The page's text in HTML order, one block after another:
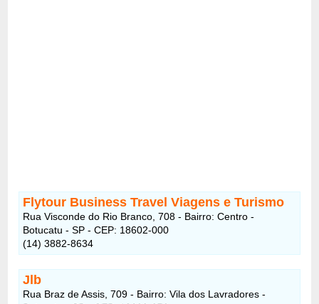
Flytour Business Travel Viagens e Turismo
Rua Visconde do Rio Branco, 708 - Bairro: Centro -
Botucatu - SP - CEP: 18602-000
(14) 3882-8634
Jlb
Rua Braz de Assis, 709 - Bairro: Vila dos Lavradores -